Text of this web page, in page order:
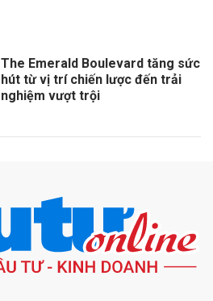
The Emerald Boulevard tăng sức
hút từ vị trí chiến lược đến trải
nghiệm vượt trội